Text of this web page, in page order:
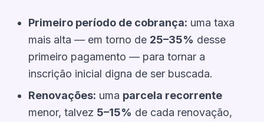
Primeiro período de cobrança: uma taxa
mais alta — em torno de 25–35% desse
primeiro pagamento — para tornar a
inscrição inicial digna de ser buscada.
Renovações: uma parcela recorrente
menor, talvez 5–15% de cada renovação,